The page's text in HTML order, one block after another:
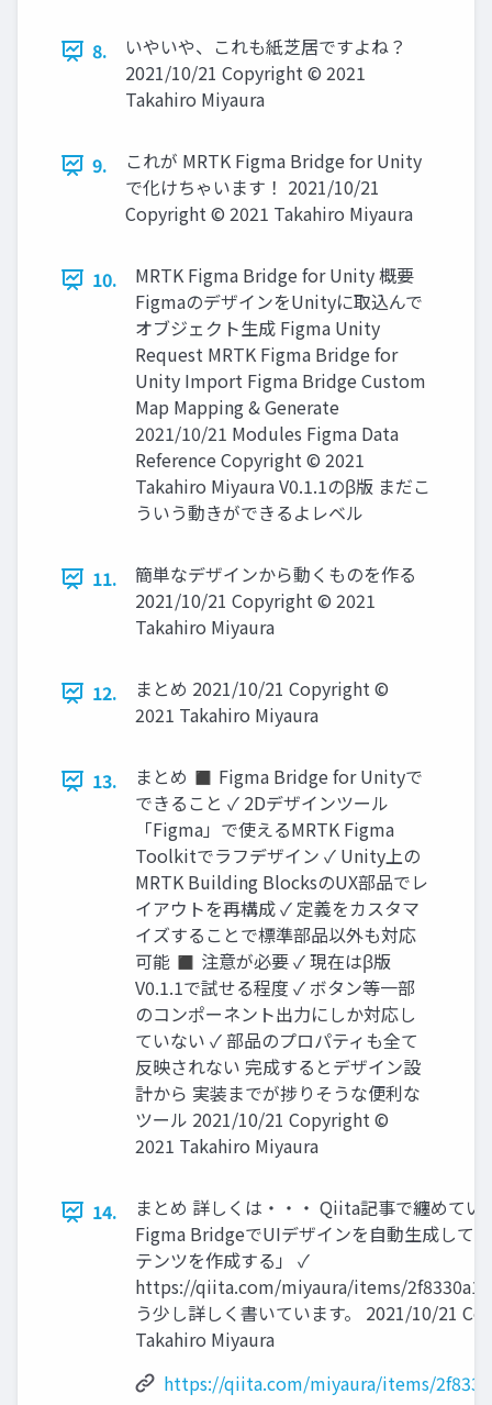
8.
いやいや、これも紙芝居ですよね？
2021/10/21 Copyright © 2021
Takahiro Miyaura
9.
これが MRTK Figma Bridge for Unity
で化けちゃいます！ 2021/10/21
Copyright © 2021 Takahiro Miyaura
10.
MRTK Figma Bridge for Unity 概要
FigmaのデザインをUnityに取込んで
オブジェクト生成 Figma Unity
Request MRTK Figma Bridge for
Unity Import Figma Bridge Custom
Map Mapping & Generate
2021/10/21 Modules Figma Data
Reference Copyright © 2021
Takahiro Miyaura V0.1.1のβ版 まだこ
ういう動きができるよレベル
11.
簡単なデザインから動くものを作る
2021/10/21 Copyright © 2021
Takahiro Miyaura
12.
まとめ 2021/10/21 Copyright ©
2021 Takahiro Miyaura
13.
まとめ ◼ Figma Bridge for Unityで
できること ✓ 2Dデザインツール
「Figma」で使えるMRTK Figma
Toolkitでラフデザイン ✓ Unity上の
MRTK Building BlocksのUX部品でレ
イアウトを再構成 ✓ 定義をカスタマ
イズすることで標準部品以外も対応
可能 ◼ 注意が必要 ✓ 現在はβ版
V0.1.1で試せる程度 ✓ ボタン等一部
のコンポーネント出力にしか対応し
ていない ✓ 部品のプロパティも全て
反映されない 完成するとデザイン設
計から 実装までが捗りそうな便利な
ツール 2021/10/21 Copyright ©
2021 Takahiro Miyaura
14.
まとめ 詳しくは・・・ Qiita記事で纏めて
Figma BridgeでUIデザインを自動生成して
テンツを作成する」 ✓
https://qiita.com/miyaura/items/
う少し詳しく書いています。 2021/10/21
Takahiro Miyaura
https://qiita.com/miyaura/items/